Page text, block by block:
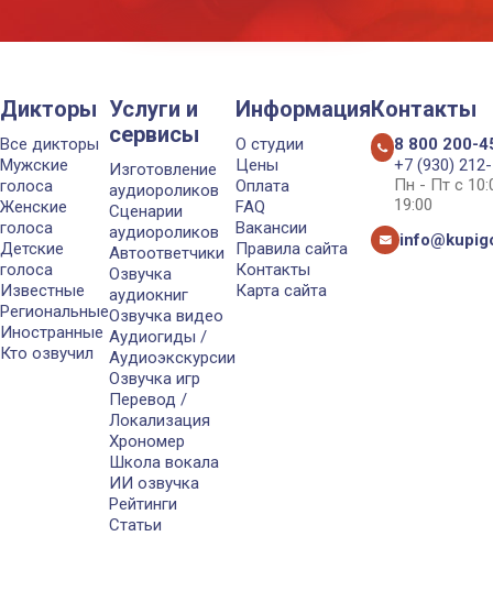
Дикторы
Все дикторы
Мужские
голоса
Женские
голоса
Детские
голоса
Известные
Региональные
Иностранные
Кто озвучил
Услуги и
сервисы
Изготовление
аудиороликов
Сценарии
аудиороликов
Автоответчики
Озвучка
аудиокниг
Озвучка видео
Аудиогиды /
Аудиоэкскурсии
Озвучка игр
Перевод /
Локализация
Хрономер
Школа вокала
ИИ озвучка
Рейтинги
Статьи
Информация
О студии
Цены
Оплата
FAQ
Вакансии
Правила сайта
Контакты
Карта сайта
Контакты
8 800 200-
+7 (930)
Пн - Пт с
19:00